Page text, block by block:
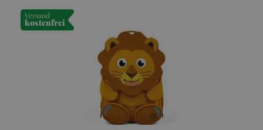
Versand
kostenfrei